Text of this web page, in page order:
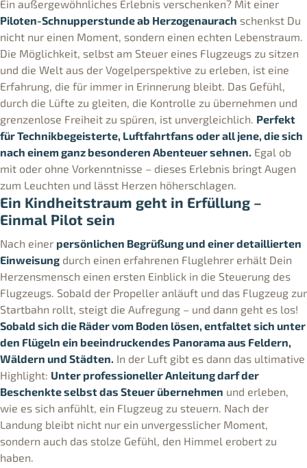
Ein außergewöhnliches Erlebnis verschenken? Mit einer
Piloten-Schnupperstunde ab Herzogenaurach schenkst Du
nicht nur einen Moment, sondern einen echten Lebenstraum.
Die Möglichkeit, selbst am Steuer eines Flugzeugs zu sitzen
und die Welt aus der Vogelperspektive zu erleben, ist eine
Erfahrung, die für immer in Erinnerung bleibt. Das Gefühl,
durch die Lüfte zu gleiten, die Kontrolle zu übernehmen und
grenzenlose Freiheit zu spüren, ist unvergleichlich. Perfekt
für Technikbegeisterte, Luftfahrtfans oder all jene, die sich
nach einem ganz besonderen Abenteuer sehnen. Egal ob
mit oder ohne Vorkenntnisse – dieses Erlebnis bringt Augen
zum Leuchten und lässt Herzen höherschlagen.
Ein Kindheitstraum geht in Erfüllung –
Einmal Pilot sein
Nach einer persönlichen Begrüßung und einer detaillierten
Einweisung durch einen erfahrenen Fluglehrer erhält Dein
Herzensmensch einen ersten Einblick in die Steuerung des
Flugzeugs. Sobald der Propeller anläuft und das Flugzeug zur
Startbahn rollt, steigt die Aufregung – und dann geht es los!
Sobald sich die Räder vom Boden lösen, entfaltet sich unter
den Flügeln ein beeindruckendes Panorama aus Feldern,
Wäldern und Städten. In der Luft gibt es dann das ultimative
Highlight: Unter professioneller Anleitung darf der
Beschenkte selbst das Steuer übernehmen und erleben,
wie es sich anfühlt, ein Flugzeug zu steuern. Nach der
Landung bleibt nicht nur ein unvergesslicher Moment,
sondern auch das stolze Gefühl, den Himmel erobert zu
haben.